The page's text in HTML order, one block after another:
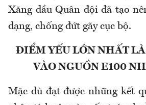
Xăng dầu Quân đội đã tạo
dạng, chống đứt gãy cục bộ.
ĐIỂM YẾU LỚN NHẤT
VÀO NGUỒN E100
Mặc dù đạt được những kết